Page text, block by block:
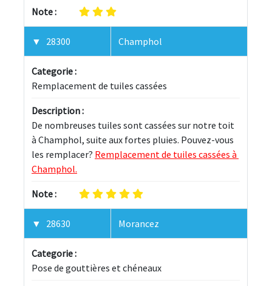
Note :
28300 Champhol
Categorie :
Remplacement de tuiles cassées
Description :
De nombreuses tuiles sont cassées sur notre toit
à Champhol, suite aux fortes pluies. Pouvez-vous
les remplacer? Remplacement de tuiles cassées à
Champhol.
Note :
28630 Morancez
Categorie :
Pose de gouttières et chéneaux